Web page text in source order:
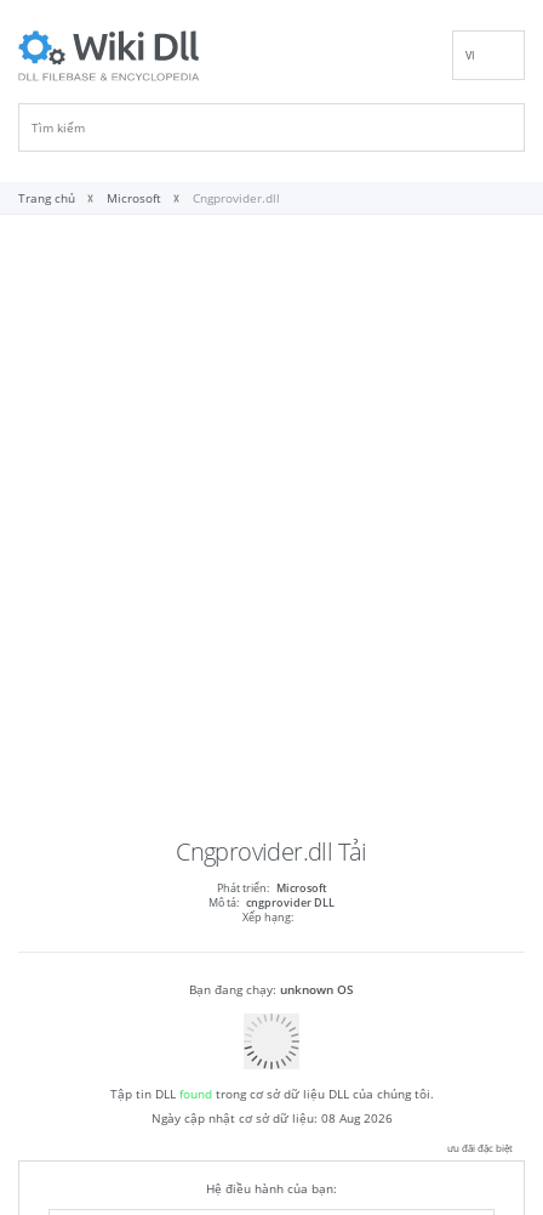
VI
Trang chủ Microsoft Cngprovider.dll
Cngprovider.dll Tải
Phát triển: Microsoft
Mô tả: cngprovider DLL
Xếp hạng:
Bạn đang chạy: unknown OS
Tập tin DLL foundtrong cơ sở dữ liệu DLL của chúng tôi.
Ngày cập nhật cơ sở dữ liệu: 08 Aug 2026
ưu đãi đặc biệt
Hệ điều hành của bạn: